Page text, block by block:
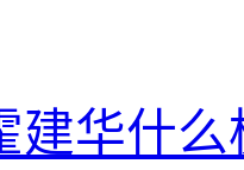
建华什么